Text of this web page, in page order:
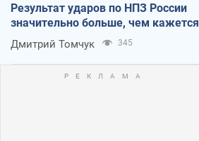
Результат ударов по НПЗ России
значительно больше, чем кажется
Дмитрий Томчук 345